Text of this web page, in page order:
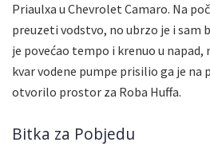
Priaulxa u Chevrolet Camaro. Na
preuzeti vodstvo, no ubrzo je i sam
je povećao tempo i krenuo u napad,
kvar vodene pumpe prisilio ga je na
otvorilo prostor za Roba Huffa.
Bitka za Pobjedu